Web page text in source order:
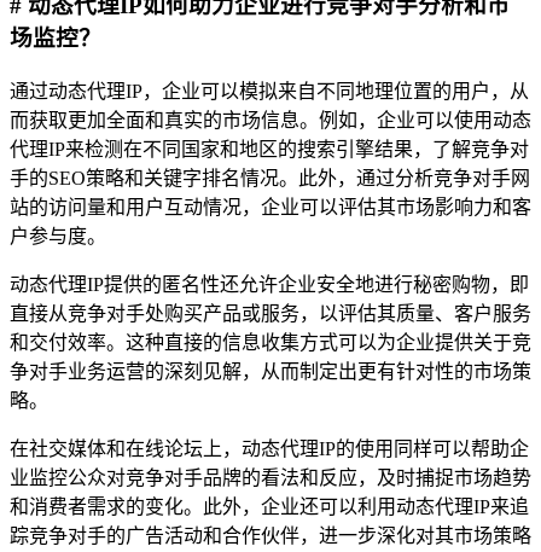
# 动态代理IP如何助力企业进行竞争对手分析和市
场监控？
通过动态代理IP，企业可以模拟来自不同地理位置的用户，从
而获取更加全面和真实的市场信息。例如，企业可以使用动态
代理IP来检测在不同国家和地区的搜索引擎结果，了解竞争对
手的SEO策略和关键字排名情况。此外，通过分析竞争对手网
站的访问量和用户互动情况，企业可以评估其市场影响力和客
户参与度。
动态代理IP提供的匿名性还允许企业安全地进行秘密购物，即
直接从竞争对手处购买产品或服务，以评估其质量、客户服务
和交付效率。这种直接的信息收集方式可以为企业提供关于竞
争对手业务运营的深刻见解，从而制定出更有针对性的市场策
略。
在社交媒体和在线论坛上，动态代理IP的使用同样可以帮助企
业监控公众对竞争对手品牌的看法和反应，及时捕捉市场趋势
和消费者需求的变化。此外，企业还可以利用动态代理IP来追
踪竞争对手的广告活动和合作伙伴，进一步深化对其市场策略